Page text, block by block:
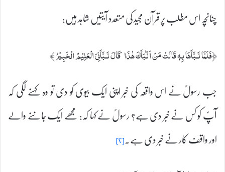
چنانچہ اس مطلب پر قرآن مجید کی متعدد آیتیں شاہد ہیں:
﴿فَلَمَّا نَـبَّاَهَا بِهٖ قَالَتْ مَنْ اَنْۢبَاَكَ هٰذَا‌ؕ قَالَ نَـبَّاَنِىَ الْعَلِيْمُ الْخَبِیْرُ‏ ﴾
جب رسولؐ نے اس واقعہ کی خبر اپنی ایک بیوی کو دی تو وہ کہنے لگی کہ
آپؐ کو کس نے خبر دی ہے؟ رسولؐ نے کہا کہ: مجھے ایک جاننے والے
اور واقف کار نے خبر دی ہے۔[۲]